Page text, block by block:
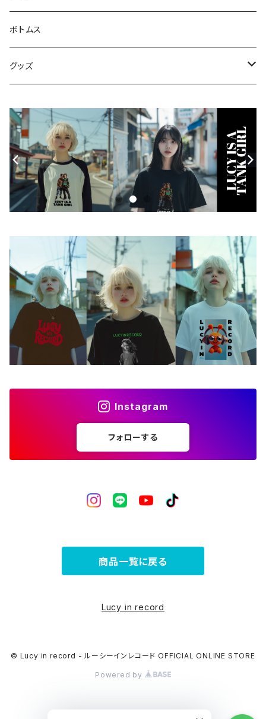
Tシャツ
シャツ
ジャケット・ブルゾン
ボトムス
グッズ
モバイルケース
Androidケース
iPhoneケース
スマホリング
ステッカー
アクセサリー
バッグ
アートワーク
フォトカード
ライフスタイル
Instagram
フォローする
商品一覧に戻る
Lucy in record
© Lucy in record - ルーシーインレコード OFFICIAL ONLINE STORE
Powered by